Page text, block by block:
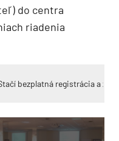
do centra
riadenia
bezplatná registrácia a